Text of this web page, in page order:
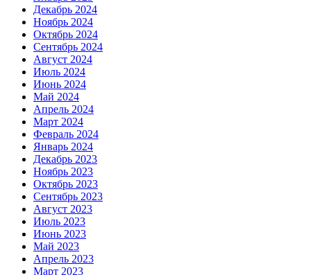
Декабрь 2024
Ноябрь 2024
Октябрь 2024
Сентябрь 2024
Август 2024
Июль 2024
Июнь 2024
Май 2024
Апрель 2024
Март 2024
Февраль 2024
Январь 2024
Декабрь 2023
Ноябрь 2023
Октябрь 2023
Сентябрь 2023
Август 2023
Июль 2023
Июнь 2023
Май 2023
Апрель 2023
Март 2023